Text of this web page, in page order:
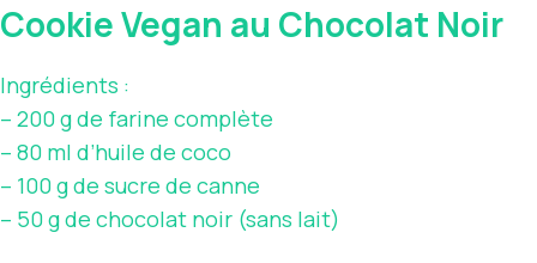
Cookie Vegan au Chocolat Noir
Ingrédients :
– 200 g de farine complète
– 80 ml d’huile de coco
– 100 g de sucre de canne
– 50 g de chocolat noir (sans lait)